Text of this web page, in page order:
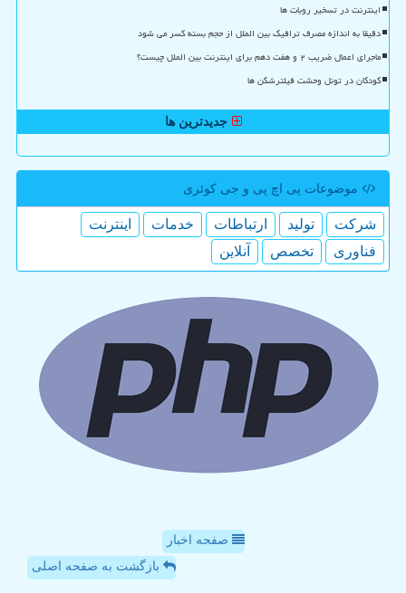
اینترنت در تسخیر روبات ها
دقیقا به اندازه مصرف ترافیک بین الملل از حجم بسته کسر می شود
ماجرای اعمال ضریب ۲ و هفت دهم برای اینترنت بین الملل چیست؟
کودکان در تونل وحشت فیلترشکن ها
جدیدترین ها
موضوعات پی اچ پی و جی كوئری
شركت تولید ارتباطات خدمات
اینترنت
فناوری
تخصص آنلاین
صفحه اخبار
بازگشت به صفحه اصلی